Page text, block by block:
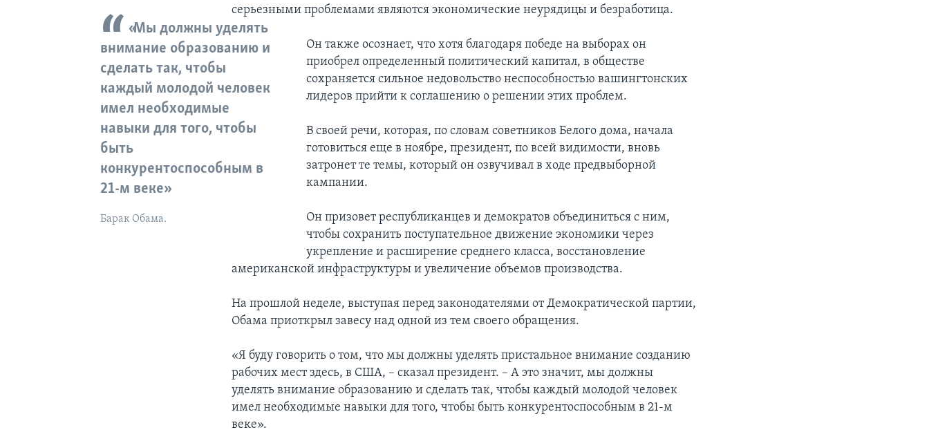
серьезными проблемами являются экономические неурядицы и безработица.
«Мы должны уделять
внимание образованию и
сделать так, чтобы
каждый молодой человек
имел необходимые
навыки для того, чтобы
быть
конкурентоспособным в
21-м веке»
Барак Обама.
Он также осознает, что хотя благодаря победе на выборах он
приобрел определенный политический капитал, в обществе
сохраняется сильное недовольство неспособностью вашингтонских
лидеров прийти к соглашению о решении этих проблем.
В своей речи, которая, по словам советников Белого дома, начала
готовиться еще в ноябре, президент, по всей видимости, вновь
затронет те темы, который он озвучивал в ходе предвыборной
кампании.
Он призовет республиканцев и демократов объединиться с ним,
чтобы сохранить поступательное движение экономики через
укрепление и расширение среднего класса, восстановление
американской инфраструктуры и увеличение объемов производства.
На прошлой неделе, выступая перед законодателями от Демократической партии,
Обама приоткрыл завесу над одной из тем своего обращения.
«Я буду говорить о том, что мы должны уделять пристальное внимание созданию
рабочих мест здесь, в США, – сказал президент. – А это значит, мы должны
уделять внимание образованию и сделать так, чтобы каждый молодой человек
имел необходимые навыки для того, чтобы быть конкурентоспособным в 21-м
веке».